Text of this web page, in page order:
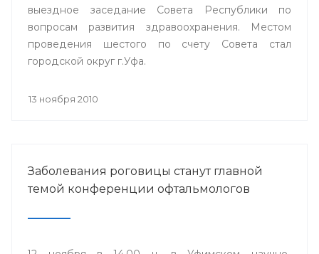
выездное заседание Совета Республики по
вопросам развития здравоохранения. Местом
проведения шестого по счету Совета стал
городской округ г.Уфа.
13 ноября 2010
Заболевания роговицы станут главной
темой конференции офтальмологов